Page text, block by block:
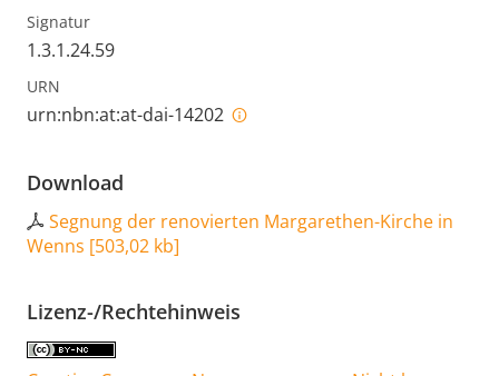
Signatur
1.3.1.24.59
URN
urn:nbn:at:at-dai-14202
Download
Segnung der renovierten Margarethen-Kirche in
Wenns [503,02 kb]
Lizenz-/Rechtehinweis